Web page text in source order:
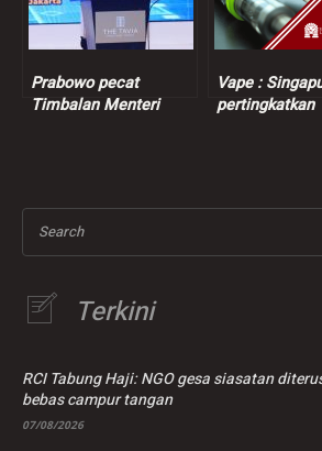
Prabowo pecat
Timbalan Menteri
Vape :
pertingkatkan
Search
Terkini
RCI Tabung Haji: NGO gesa siasatan
bebas campur tangan
07/08/2026